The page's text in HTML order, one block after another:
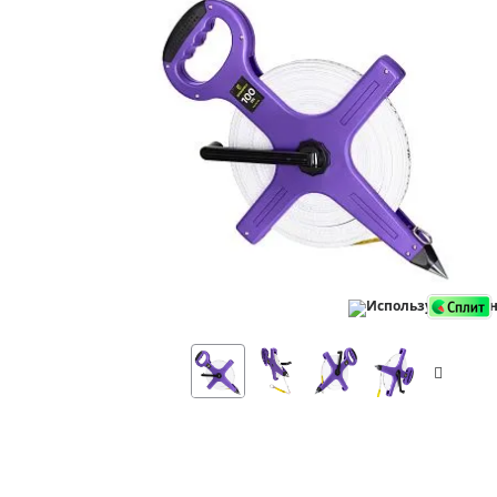
Приборы ночного видения
Тепловизоры
Фотогаджеты
Метеостанции, барометры, часы
Discovery (Дискавери)
Подарки
Хиты продаж